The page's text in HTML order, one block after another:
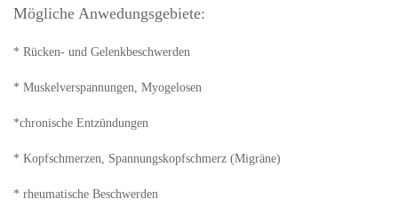
Mögliche Anwedungsgebiete:
* Rücken- und Gelenkbeschwerden
* Muskelverspannungen, Myogelosen
*chronische Entzündungen
* Kopfschmerzen, Spannungskopfschmerz (Migräne)
* rheumatische Beschwerden